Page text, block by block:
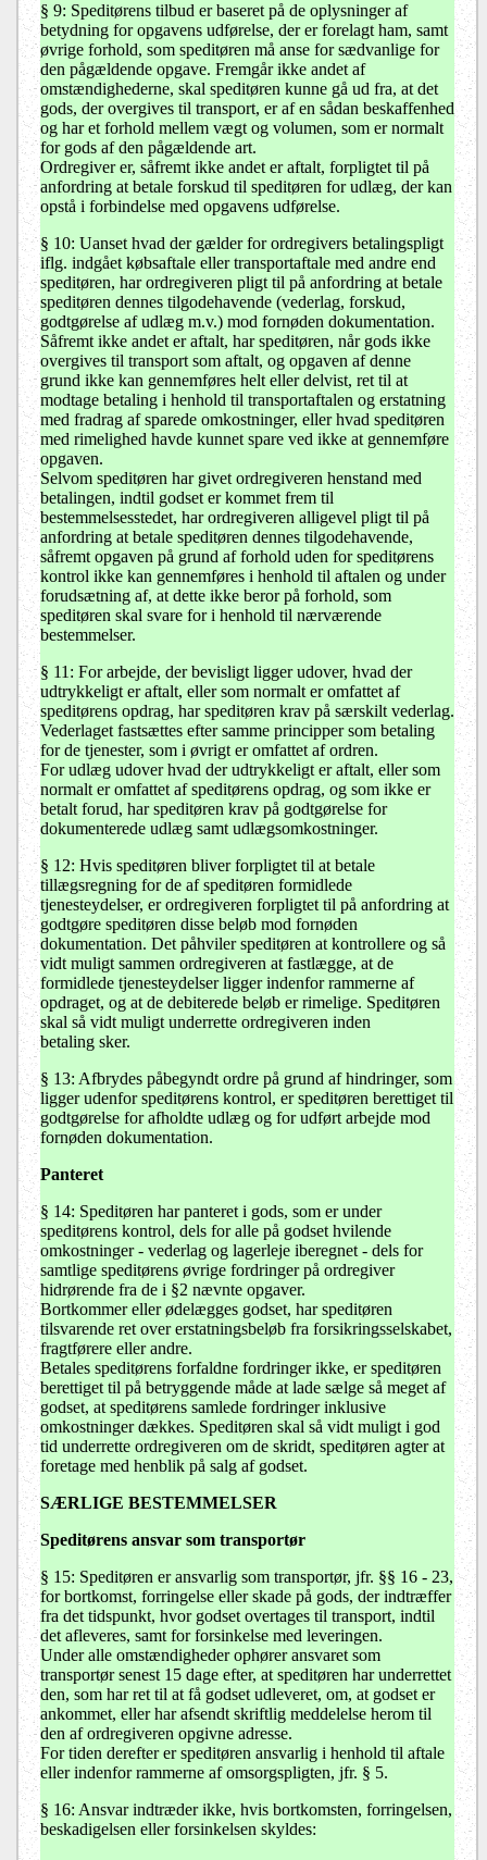
§ 9: Speditørens tilbud er baseret på de oplysninger af
betydning for opgavens udførelse, der er forelagt ham, samt
øvrige forhold, som speditøren må anse for sædvanlige for
den pågældende opgave. Fremgår ikke andet af
omstændighederne, skal speditøren kunne gå ud fra, at det
gods, der overgives til transport, er af en sådan beskaffenhed
og har et forhold mellem vægt og volumen, som er normalt
for gods af den pågældende art.
Ordregiver er, såfremt ikke andet er aftalt, forpligtet til på
anfordring at betale forskud til speditøren for udlæg, der kan
opstå i forbindelse med opgavens udførelse.
§ 10: Uanset hvad der gælder for ordregivers betalingspligt
iflg. indgået købsaftale eller transportaftale med andre end
speditøren, har ordregiveren pligt til på anfordring at betale
speditøren dennes tilgodehavende (vederlag, forskud,
godtgørelse af udlæg m.v.) mod fornøden dokumentation.
Såfremt ikke andet er aftalt, har speditøren, når gods ikke
overgives til transport som aftalt, og opgaven af denne
grund ikke kan gennemføres helt eller delvist, ret til at
modtage betaling i henhold til transportaftalen og erstatning
med fradrag af sparede omkostninger, eller hvad speditøren
med rimelighed havde kunnet spare ved ikke at gennemføre
opgaven.
Selvom speditøren har givet ordregiveren henstand med
betalingen, indtil godset er kommet frem til
bestemmelsesstedet, har ordregiveren alligevel pligt til på
anfordring at betale speditøren dennes tilgodehavende,
såfremt opgaven på grund af forhold uden for speditørens
kontrol ikke kan gennemføres i henhold til aftalen og under
forudsætning af, at dette ikke beror på forhold, som
speditøren skal svare for i henhold til nærværende
bestemmelser.
§ 11: For arbejde, der bevisligt ligger udover, hvad der
udtrykkeligt er aftalt, eller som normalt er omfattet af
speditørens opdrag, har speditøren krav på særskilt vederlag.
Vederlaget fastsættes efter samme principper som betaling
for de tjenester, som i øvrigt er omfattet af ordren.
For udlæg udover hvad der udtrykkeligt er aftalt, eller som
normalt er omfattet af speditørens opdrag, og som ikke er
betalt forud, har speditøren krav på godtgørelse for
dokumenterede udlæg samt udlægsomkostninger.
§ 12: Hvis speditøren bliver forpligtet til at betale
tillægsregning for de af speditøren formidlede
tjenesteydelser, er ordregiveren forpligtet til på anfordring at
godtgøre speditøren disse beløb mod fornøden
dokumentation. Det påhviler speditøren at kontrollere og så
vidt muligt sammen ordregiveren at fastlægge, at de
formidlede tjenesteydelser ligger indenfor rammerne af
opdraget, og at de debiterede beløb er rimelige. Speditøren
skal så vidt muligt underrette ordregiveren inden
betaling sker.
§ 13: Afbrydes påbegyndt ordre på grund af hindringer, som
ligger udenfor speditørens kontrol, er speditøren berettiget til
godtgørelse for afholdte udlæg og for udført arbejde mod
fornøden dokumentation.
Panteret
§ 14: Speditøren har panteret i gods, som er under
speditørens kontrol, dels for alle på godset hvilende
omkostninger - vederlag og lagerleje iberegnet - dels for
samtlige speditørens øvrige fordringer på ordregiver
hidrørende fra de i §2 nævnte opgaver.
Bortkommer eller ødelægges godset, har speditøren
tilsvarende ret over erstatningsbeløb fra forsikringsselskabet,
fragtførere eller andre.
Betales speditørens forfaldne fordringer ikke, er speditøren
berettiget til på betryggende måde at lade sælge så meget af
godset, at speditørens samlede fordringer inklusive
omkostninger dækkes. Speditøren skal så vidt muligt i god
tid underrette ordregiveren om de skridt, speditøren agter at
foretage med henblik på salg af godset.
SÆRLIGE BESTEMMELSER
Speditørens ansvar som transportør
§ 15: Speditøren er ansvarlig som transportør, jfr. §§ 16 - 23,
for bortkomst, forringelse eller skade på gods, der indtræffer
fra det tidspunkt, hvor godset overtages til transport, indtil
det afleveres, samt for forsinkelse med leveringen.
Under alle omstændigheder ophører ansvaret som
transportør senest 15 dage efter, at speditøren har underrettet
den, som har ret til at få godset udleveret, om, at godset er
ankommet, eller har afsendt skriftlig meddelelse herom til
den af ordregiveren opgivne adresse.
For tiden derefter er speditøren ansvarlig i henhold til aftale
eller indenfor rammerne af omsorgspligten, jfr. § 5.
§ 16: Ansvar indtræder ikke, hvis bortkomsten, forringelsen,
beskadigelsen eller forsinkelsen skyldes: